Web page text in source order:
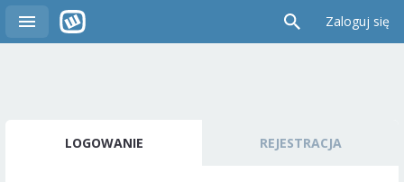
Zaloguj się
LOGOWANIE REJESTRACJA